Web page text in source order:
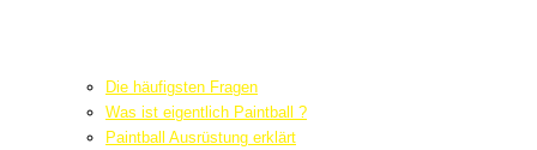
Die häufigsten Fragen
Was ist eigentlich Paintball ?
Paintball Ausrüstung erklärt